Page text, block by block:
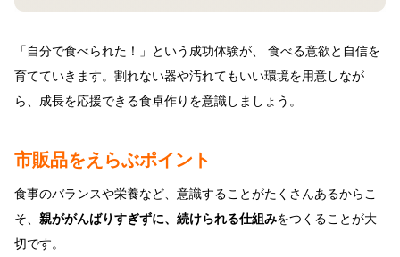
「自分で食べられた！」という成功体験が、 食べる意欲と自信を
育てていきます。割れない器や汚れてもいい環境を用意しなが
ら、成長を応援できる食卓作りを意識しましょう。
市販品をえらぶポイント
食事のバランスや栄養など、意識することがたくさんあるからこ
そ、 親ががんばりすぎずに、続けられる仕組みをつくることが大
切です。